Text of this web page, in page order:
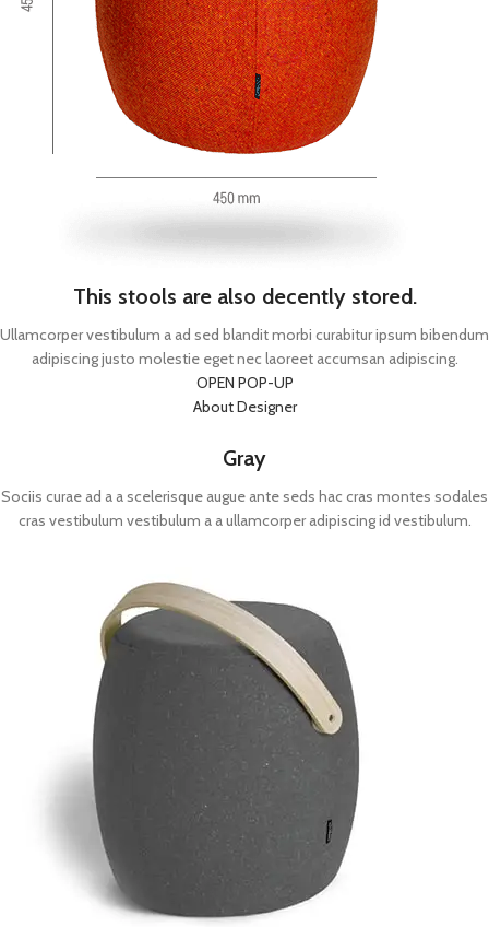
This stools are also decently stored.
Ullamcorper vestibulum a ad sed blandit morbi curabitur ipsum bibendum
adipiscing justo molestie eget nec laoreet accumsan adipiscing.
OPEN POP-UP
About Designer
Gray
Sociis curae ad a a scelerisque augue ante seds hac cras montes sodales
cras vestibulum vestibulum a a ullamcorper adipiscing id vestibulum.